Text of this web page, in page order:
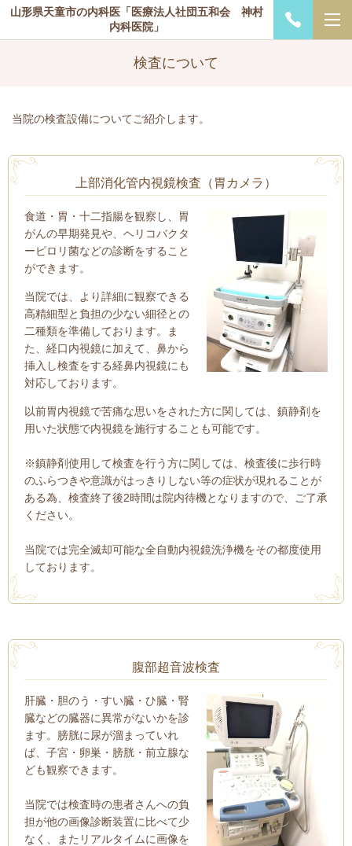
山形県天童市の内科医「医療法人社団五和会 神村
内科医院」
検査について
当院の検査設備についてご紹介します。
上部消化管内視鏡検査（胃カメラ）
食道・胃・十二指腸を観察し、胃
がんの早期発見や、ヘリコバクタ
ーピロリ菌などの診断をすること
ができます。
当院では、より詳細に観察できる
高精細型と負担の少ない細径との
二種類を準備しております。ま
た、経口内視鏡に加えて、 鼻から
挿入し検査をする経鼻内視鏡にも
対応しております。
以前胃内視鏡で苦痛な思いをされた方に関しては、鎮静剤を
用いた状態で内視鏡を施行することも可能です。
※鎮静剤使用して検査を行う方に関しては、検査後に歩行時
のふらつきや意識がはっきりしない等の症状が現れることが
ある為、検査終了後2時間は院内待機となりますので、ご了承
ください。
当院では完全滅却可能な全自動内視鏡洗浄機をその都度使用
しております。
腹部超音波検査
肝臓・胆のう・すい臓・ひ臓・腎
臓などの臓器に異常がないかを診
ます。膀胱に尿が溜まっていれ
ば、子宮・卵巣・膀胱・前立腺な
ども観察できます。
当院では検査時の患者さんへの負
担が他の画像診断装置に比べて少
なく、またリアルタイムに画像を